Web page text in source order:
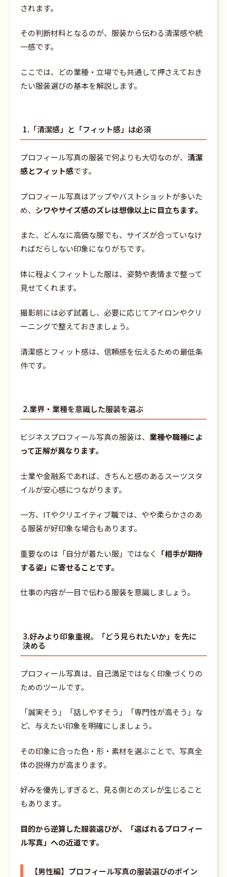
されます。
その判断材料となるのが、服装から伝わる清潔感や統
一感です。
ここでは、どの業種・立場でも共通して押さえておき
たい服装選びの基本を解説します。
1.「清潔感」と「フィット感」は必須
プロフィール写真の服装で何よりも大切なのが、清潔
感とフィット感です。
プロフィール写真はアップやバストショットが多いた
め、 シワやサイズ感のズレは想像以上に目立ちます。
また、どんなに高価な服でも、サイズが合っていなけ
ればだらしない印象になりがちです。
体に程よくフィットした服は、姿勢や表情まで整って
見せてくれます。
撮影前には必ず試着し、必要に応じてアイロンやクリ
ーニングで整えておきましょう。
清潔感とフィット感は、信頼感を伝えるための最低条
件です。
2.業界・業種を意識した服装を選ぶ
ビジネスプロフィール写真の服装は、業種や職種によ
って正解が異なります。
士業や金融系であれば、きちんと感のあるスーツスタ
イルが安心感につながります。
一方、ITやクリエイティブ職では、やや柔らかさのあ
る服装が好印象な場合もあります。
重要なのは「自分が着たい服」ではなく
「相手が期待
する姿」に寄せることです。
仕事の内容が一目で伝わる服装を意識しましょう。
3.好みより印象重視。「どう見られたいか」を先に
決める
プロフィール写真は、自己満足ではなく印象づくりの
ためのツールです。
「誠実そう」「話しやすそう」「専門性が高そう」な
ど、与えたい印象を明確にしましょう。
その印象に合った色・形・素材を選ぶことで、写真全
体の説得力が高まります。
好みを優先しすぎると、見る側とのズレが生じること
もあります。
目的から逆算した服装選びが、「選ばれるプロフィー
ル写真」への近道です。
【男性編】プロフィール写真の服装選びのポイン